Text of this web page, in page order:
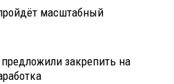
масштабный
закрепить на